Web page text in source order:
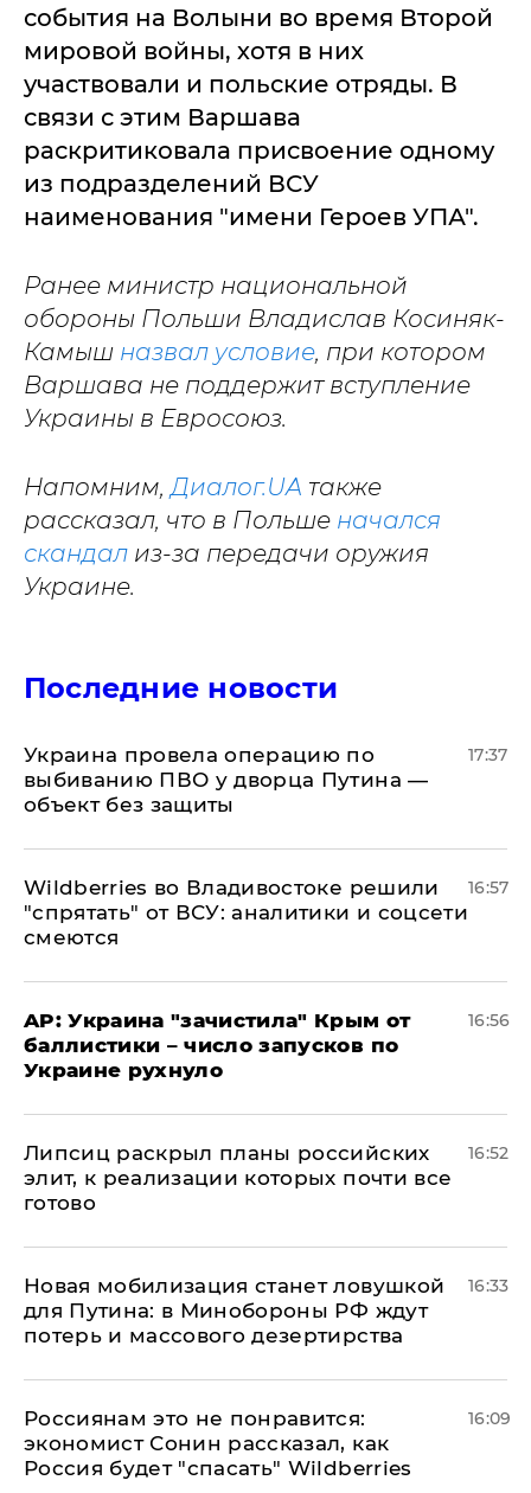
события на Волыни во время Второй
мировой войны, хотя в них
участвовали и польские отряды. В
связи с этим Варшава
раскритиковала присвоение одному
из подразделений ВСУ
наименования "имени Героев УПА".
Ранее министр национальной
обороны Польши Владислав Косиняк-
Камыш назвал условие, при котором
Варшава не поддержит вступление
Украины в Евросоюз.
Напомним,Диалог.UA также
рассказал, что в Польше начался
скандал из-за передачи оружия
Украине.
Последние новости
Украина провела операцию по
выбиванию ПВО у дворца Путина —
объект без защиты
17:37
Wildberries во Владивостоке решили
"спрятать" от ВСУ: аналитики и соцсети
смеются
16:57
AP: Украина "зачистила" Крым от
баллистики – число запусков по
Украине рухнуло
16:56
Липсиц раскрыл планы российских
элит, к реализации которых почти все
готово
16:52
​Новая мобилизация станет ловушкой
для Путина: в Минобороны РФ ждут
потерь и массового дезертирства
16:33
Россиянам это не понравится:
экономист Сонин рассказал, как
Россия будет "спасать" Wildberries
16:09